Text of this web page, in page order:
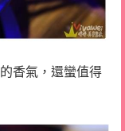
香氣，還蠻值得